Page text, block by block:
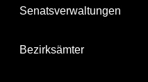
Senatsverwaltungen
Bezirksämter